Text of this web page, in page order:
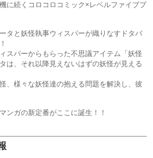
に続くコロコロコミック×レベルファイブプ
タと妖怪執事ウィスパーが織りなすドタバ
スパーからもらった不思議アイテム「妖怪
は、それ以降見えないはずの妖怪が見える
、様々な妖怪達の抱える問題を解決し、彼
ンガの新定番がここに誕生！！